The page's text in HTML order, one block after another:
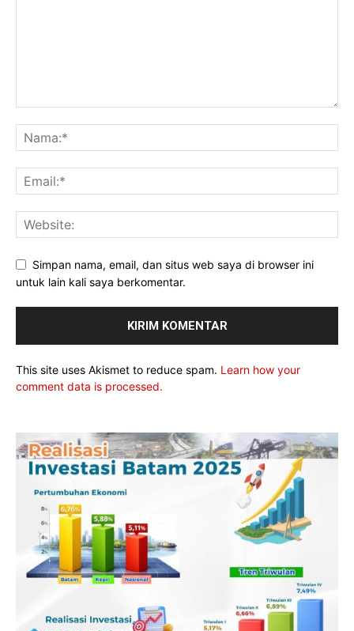
Simpan nama, email, dan situs web saya di browser ini
untuk lain kali saya berkomentar.
This site uses Akismet to reduce spam. Learn how your
comment data is processed.